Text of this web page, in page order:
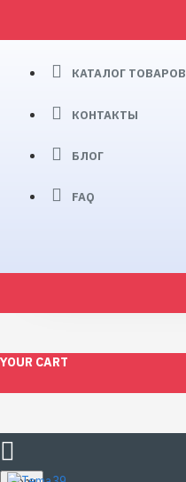
КАТАЛОГ ТОВАРОВ
КОНТАКТЫ
БЛОГ
FAQ
YOUR CART